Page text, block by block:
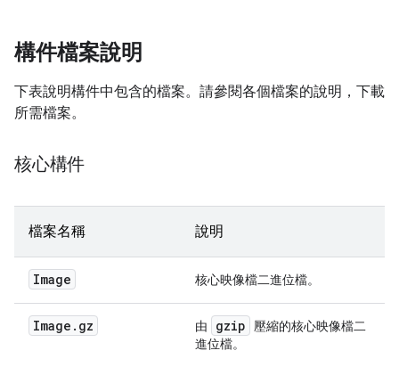
構件檔案說明
下表說明構件中包含的檔案。請參閱各個檔案的說明，下載
所需檔案。
核心構件
檔案名稱 說明
Image 核心映像檔二進位檔。
Image . gz 由 gzip 壓縮的核心映像檔二
進位檔。